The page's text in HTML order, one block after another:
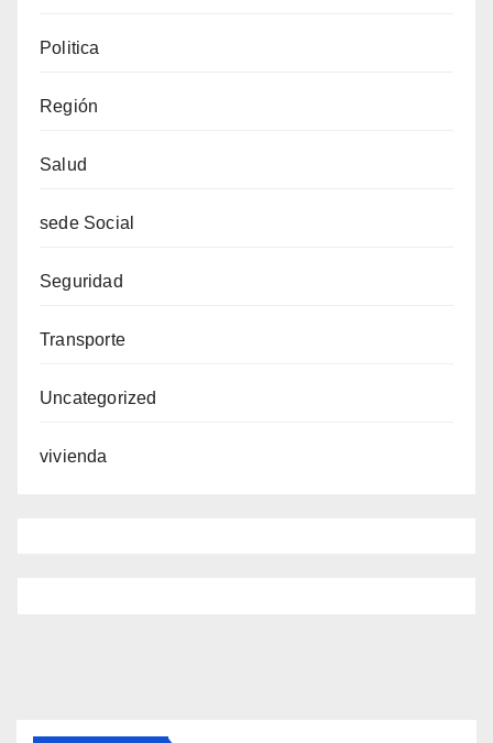
Politica
Región
Salud
sede Social
Seguridad
Transporte
Uncategorized
vivienda